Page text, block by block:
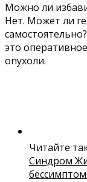
Можно ли
Нет. Может ли
это
опухоли.
Читайте
Синдром